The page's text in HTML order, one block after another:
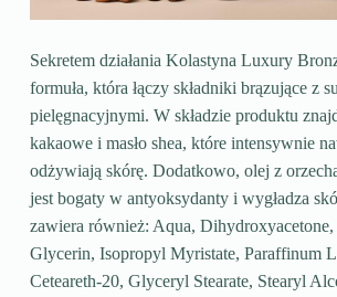
Sekretem działania Kolastyna Luxury
formuła, która łączy składniki brązujące z
pielęgnacyjnymi. W składzie produktu
kakaowe i masło shea, które intensywnie
odżywiają skórę. Dodatkowo, olej z
jest bogaty w antyoksydanty i wygładza
zawiera również: Aqua,
Glycerin, Isopropyl Myristate, Paraffinum
Ceteareth-20, Glyceryl Stearate, Stearyl